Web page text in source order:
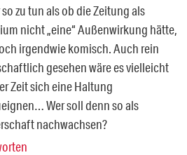
zu tun als ob die Zeitung als
nicht „eine“ Außenwirkung hätte,
irgendwie komisch. Auch rein
gesehen wäre es vielleicht
Zeit sich eine Haltung
Wer soll denn so als
nachwachsen?